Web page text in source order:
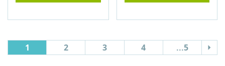
1 2 3 4 ...5